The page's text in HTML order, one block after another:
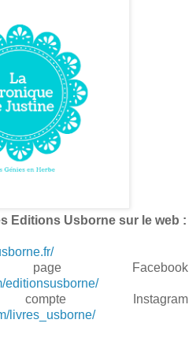
Editions Usborne sur le web :
Facebook
editionsusborne/
Instagram
livres_usborne/